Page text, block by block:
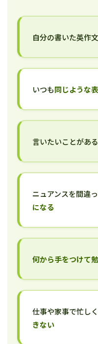
自分の書いた英作
いつも同じような
言いたいことがあ
ニュアンスを間違
になる
何から手をつけて
仕事や家事で忙しく
きない